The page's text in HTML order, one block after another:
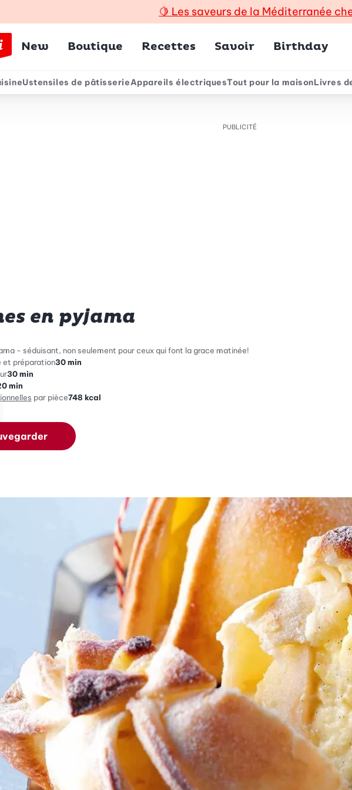
🍋 Les saveurs de la Méditerranée
Menu principal
New Boutique Recettes Savoir Birthday
Ustensiles de pâtisserieAppareils électriquesTout pour la maisonLivres
PUBLICITÉ
en pyjama
- séduisant, non seulement pour ceux qui font la grace matinée!
et préparation30 min
30 min
min
par pièce748 kcal